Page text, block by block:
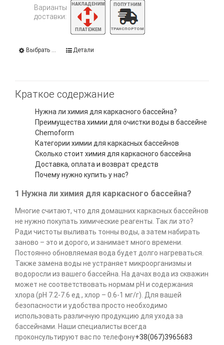
Варианты
доставки:
Выбрать ... Детали
Краткое содержание
Нужна ли химия для каркасного бассейна?
Преимущества химии для очистки воды в бассейне
Chemoform
Категории химии для каркасных бассейнов
Сколько стоит химия для каркасного бассейна
Доставка, оплата и возврат средств
Почему нужно купить у нас?
1 Нужна ли химия для каркасного бассейна?
Многие считают, что для домашних каркасных бассейнов
не нужно покупать химические реагенты. Так ли это?
Ради чистоты выливать тонны воды, а затем набирать
заново – это и дорого, и занимает много времени.
Постоянно обновляемая вода будет долго нагреваться.
Также замена воды не устраняет микроорганизмы и
водоросли из вашего бассейна. На дачах вода из скважин
может не соответствовать нормам pH и содержания
хлора (pH 7.2-7.6 ед., хлор – 0.6-1 мг/г). Для вашей
безопасности и удобства просто необходимо
использовать различную продукцию для ухода за
бассейнами. Наши специалисты всегда
проконсультируют вас по телефону+38(067)3965683